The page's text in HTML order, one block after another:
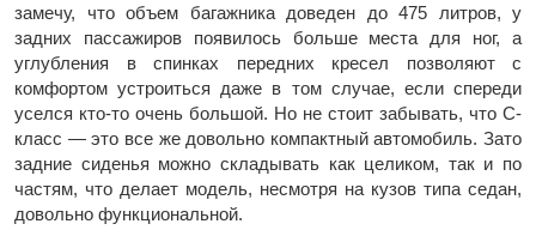
замечу, что объем багажника доведен до 475 литров, у
задних пассажиров появилось больше места для ног, а
углубления в спинках передних кресел позволяют с
комфортом устроиться даже в том случае, если спереди
уселся кто-то очень большой. Но не стоит забывать, что С-
класс — это все же довольно компактный автомобиль. Зато
задние сиденья можно складывать как целиком, так и по
частям, что делает модель, несмотря на кузов типа седан,
довольно функциональной.